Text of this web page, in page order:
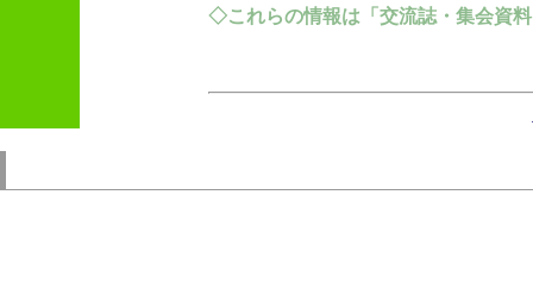
◇これらの情報は「交流誌・集会資